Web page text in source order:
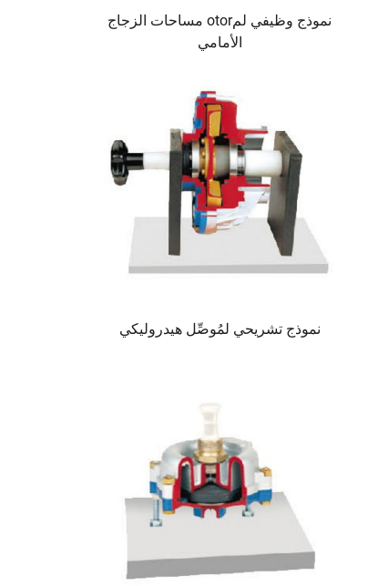
نموذج وظيفي لمotor مساحات الزجاج
الأمامي
نموذج تشريحي لمُوصِّل هيدروليكي